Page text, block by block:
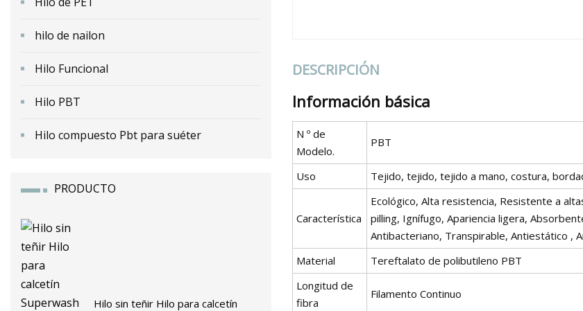
hilo de nailon
Hilo Funcional
Hilo PBT
Hilo compuesto Pbt para suéter
PRODUCTO
Hilo sin teñir Hilo para calcetín
DESCRIPCIÓN
Información básica
N º de
Modelo.
PBT
Uso Tejido, tejido, tejido a mano, costura,
Característica
Ecológico, Alta resistencia, Resistente a
pilling, Ignífugo, Apariencia ligera,
Antibacteriano, Transpirable, Antiestático ,
Material
Tereftalato de polibutileno PBT
Longitud de
fibra
Filamento Continuo